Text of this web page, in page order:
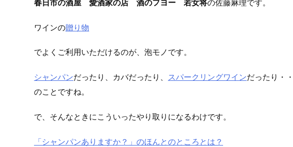
春日市の酒屋 愛酒家の店 酒のフヨー 若女将の佐藤麻理です。
ワインの贈り物
でよくご利用いただけるのが、泡モノです。
シャンパンだったり、カバだったり、 スパークリングワインだったり・
のことですね。
で、そんなときにこういったやり取りになるわけです。
「シャンパンありますか？」のほんとのところとは？